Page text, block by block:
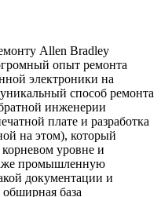
Allen Bradley
опыт ремонта
электроники на
способ ремонта
инженерии
плате и разработка
на этом), который
уровне и
промышленную
документации и
база